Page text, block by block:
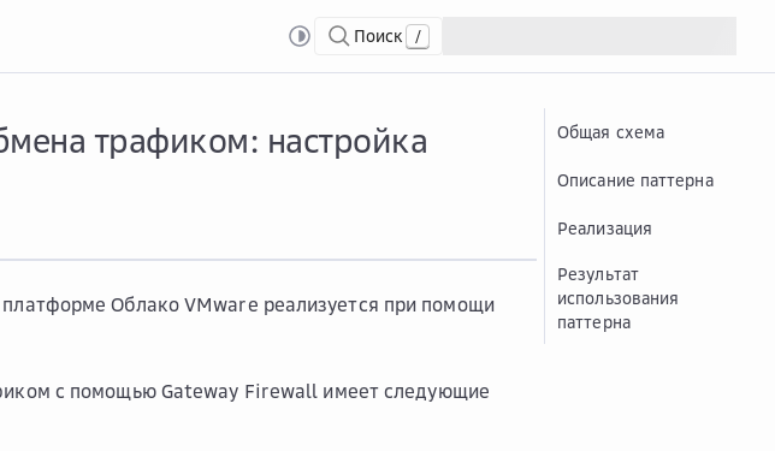
Поиск /
трафиком: настройка
Облако VMware реализуется при помощи
с помощью Gateway Firewall имеет следующие
Общая схема
Описание паттерна
Реализация
Результат
использования
паттерна